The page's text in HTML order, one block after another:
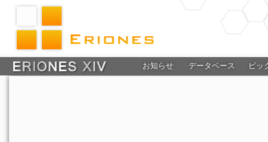
お知らせ データベース ピッ